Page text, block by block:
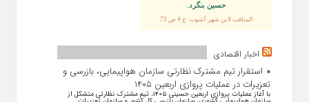
حسين بنگرد.
المناقب لابن شهر آشوب: ج 4 ص 73
اخبار اقتصادی
استقرار تیم مشترک نظارتی سازمان هواپیمایی، بازرسی و
تعزیرات در عملیات پروازی اربعین ۱۴۰۵
با آغاز عملیات پروازی اربعین حسینی ۱۴۰۵، تیم مشترک نظارتی متشکل از